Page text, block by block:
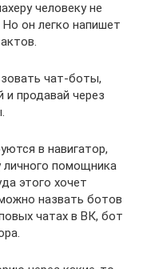
человеку не
Но он легко напишет
чат-боты,
и продавай через
в навигатор,
личного помощника
этого хочет
назвать ботов
чатах в ВК, бот